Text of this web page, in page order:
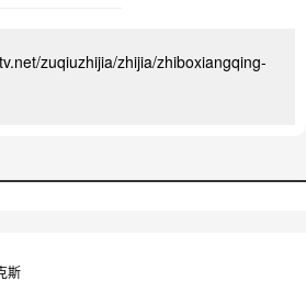
zuqiuzhijia/zhijia/zhiboxiangqing-
斯